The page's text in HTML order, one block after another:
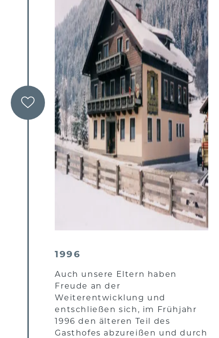
1996
Auch unsere Eltern haben
Freude an der
Weiterentwicklung und
entschließen sich, im Frühjahr
1996 den älteren Teil des
Gasthofes abzureißen und durch